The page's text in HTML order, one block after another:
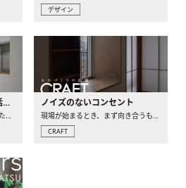
デザイン
動かせない柱はおしゃれに活用！柱を魅せるリノベーション(リノベ)4選
間取り変更を検討する際に、たびたび皆さんの頭を悩ませる動か..
ノイズのないコンセント
現場が始まるとき、まず向き合うものの一つがコンセントです..
CRAFT